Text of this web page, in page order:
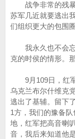
战争非常的残暴
苏军几近就要逃出
们组织更大的包围
我永久也不会忘
克的时侯的情形。
9月109日，红军
乌克兰布尔什维克
逃出了基辅。留下
1方，我们的豫备
地，红军把高音喇
音，我后来知道他